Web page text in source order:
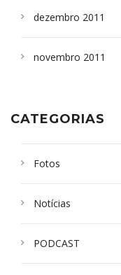
dezembro 2011
novembro 2011
CATEGORIAS
Fotos
Notícias
PODCAST